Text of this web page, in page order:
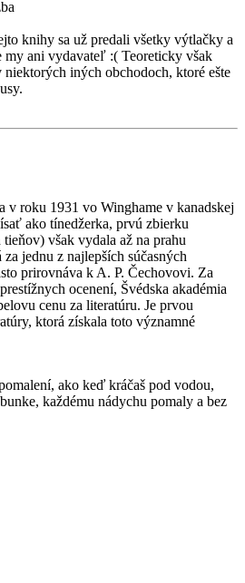
knihy sa už predali všetky výtlačky a
my ani vydavateľ :( Teoreticky však
iných obchodoch, ktoré ešte
v roku 1931 vo Winghame v kanadskej
ako tínedžerka, prvú zbierku
však vydala až na prahu
jednu z najlepších súčasných
prirovnáva k A. P. Čechovovi. Za
ocenení, Švédska akadémia
cenu za literatúru. Je prvou
ktorá získala toto významné
ako keď kráčaš pod vodou,
každému nádychu pomaly a bez